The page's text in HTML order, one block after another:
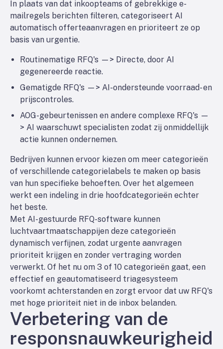
In plaats van dat inkoopteams of gebrekkige e-
mailregels berichten filteren, categoriseert AI
automatisch offerteaanvragen en prioriteert ze op
basis van urgentie.
Routinematige RFQ's —> Directe, door AI
gegenereerde reactie.
Gematigde RFQ's —> AI-ondersteunde voorraad- en
prijscontroles.
AOG-gebeurtenissen en andere complexe RFQ's —
> AI waarschuwt specialisten zodat zij onmiddellijk
actie kunnen ondernemen.
Bedrijven kunnen ervoor kiezen om meer categorieën
of verschillende categorielabels te maken op basis
van hun specifieke behoeften. Over het algemeen
werkt een indeling in drie hoofdcategorieën echter
het beste.
Met AI-gestuurde RFQ-software kunnen
luchtvaartmaatschappijen deze categorieën
dynamisch verfijnen, zodat urgente aanvragen
prioriteit krijgen en zonder vertraging worden
verwerkt. Of het nu om 3 of 10 categorieën gaat, een
effectief en geautomatiseerd triagesysteem
voorkomt achterstanden en zorgt ervoor dat uw RFQ's
met hoge prioriteit niet in de inbox belanden.
Verbetering van de
responsnauwkeurigheid